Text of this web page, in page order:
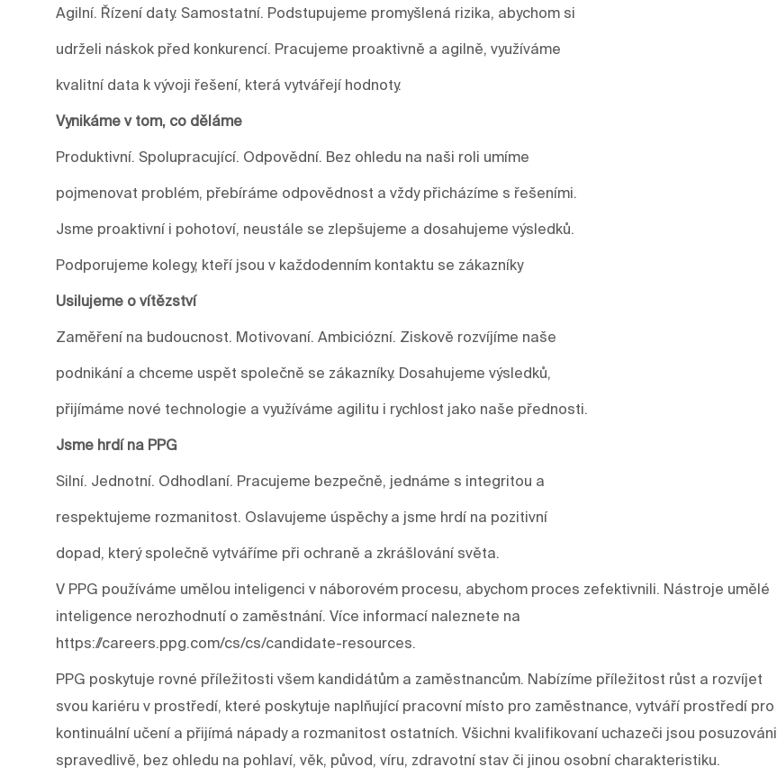
Agilní. Řízení daty. Samostatní. Podstupujeme promyšlená rizika, abychom si
udrželi náskok před konkurencí. Pracujeme proaktivně a agilně, využíváme
kvalitní data k vývoji řešení, která vytvářejí hodnoty.
Vynikáme v tom, co děláme
Produktivní. Spolupracující. Odpovědní. Bez ohledu na naši roli umíme
pojmenovat problém, přebíráme odpovědnost a vždy přicházíme s řešeními.
Jsme proaktivní i pohotoví, neustále se zlepšujeme a dosahujeme výsledků.
Podporujeme kolegy, kteří jsou v každodenním kontaktu se zákazníky
Usilujeme o vítězství
Zaměření na budoucnost. Motivovaní. Ambiciózní. Ziskově rozvíjíme naše
podnikání a chceme uspět společně se zákazníky. Dosahujeme výsledků,
přijímáme nové technologie a využíváme agilitu i rychlost jako naše přednosti.
Jsme hrdí na PPG
Silní. Jednotní. Odhodlaní. Pracujeme bezpečně, jednáme s integritou a
respektujeme rozmanitost. Oslavujeme úspěchy a jsme hrdí na pozitivní
dopad, který společně vytváříme při ochraně a zkrášlování světa.
V PPG používáme umělou inteligenci v náborovém procesu, abychom proces zefektivnili. Nástroje umělé
inteligence nerozhodnutí o zaměstnání. Více informací naleznete na
https://careers.ppg.com/cs/cs/candidate-resources.
PPG poskytuje rovné příležitosti všem kandidátům a zaměstnancům. Nabízíme příležitost růst a rozvíjet
svou kariéru v prostředí, které poskytuje naplňující pracovní místo pro zaměstnance, vytváří prostředí pro
kontinuální učení a přijímá nápady a rozmanitost ostatních. Všichni kvalifikovaní uchazeči jsou posuzováni
spravedlivě, bez ohledu na pohlaví, věk, původ, víru, zdravotní stav či jinou osobní charakteristiku.